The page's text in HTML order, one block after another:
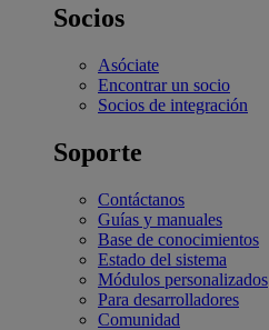
Socios
Asóciate
Encontrar un socio
Socios de integración
Soporte
Contáctanos
Guías y manuales
Base de conocimientos
Estado del sistema
Módulos personalizados
Para desarrolladores
Comunidad